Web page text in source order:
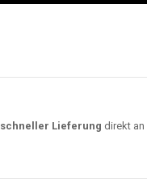
schneller Lieferung direkt an